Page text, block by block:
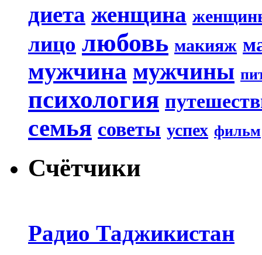
диета женщина
лицо любовь макияж
мужчина мужчины
психология
семья советы успех фильм
Счётчики
Радио Таджикистан